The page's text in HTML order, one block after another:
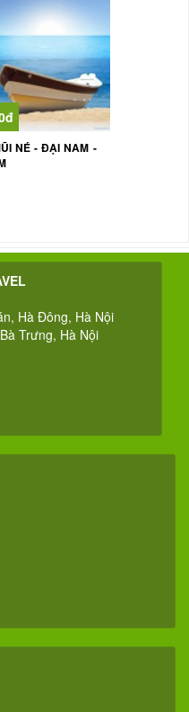
NÉ - ĐẠI NAM -
Hà Đông, Hà Nội
Trưng, Hà Nội